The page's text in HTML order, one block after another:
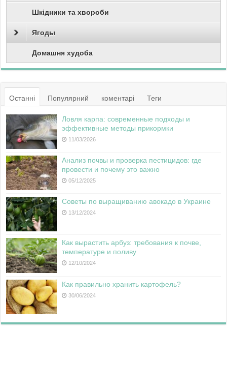
Шкідники та хвороби
Ягоды
Домашня худоба
Останні Популярний коментарі Теги
Ловля карпа: современные подходы и
эффективные методы прикормки
11/03/2026
Анализ почвы и проверка пестицидов: где
провести и почему это важно
05/12/2025
Советы по выращиванию авокадо в Украине
13/12/2024
Как вырастить арбуз: требования к почве,
температуре и поливу
12/10/2024
Как правильно хранить картофель?
30/06/2024